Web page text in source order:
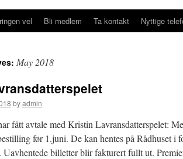
vel Bli medlem Ta kontakt Nyttige
May 2018
byadmin
fått avtale med Kristin Lavransdatterspelet:
før 1.juni. De kan hentes på Rådhuset i
Uavhentede billetter blir fakturert fullt ut.